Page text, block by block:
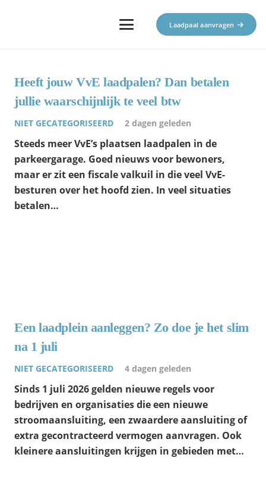
Laadpaal aanvragen
Heeft jouw VvE laadpalen? Dan betalen
jullie waarschijnlijk te veel btw
NIET GECATEGORISEERD 2 dagen geleden
Steeds meer VvE’s plaatsen laadpalen in de
parkeergarage. Goed nieuws voor bewoners,
maar er zit een fiscale valkuil in die veel VvE-
besturen over het hoofd zien. In veel situaties
betalen…
Een laadplein aanleggen? Zo doe je het slim
na 1 juli
NIET GECATEGORISEERD 4 dagen geleden
Sinds 1 juli 2026 gelden nieuwe regels voor
bedrijven en organisaties die een nieuwe
stroomaansluiting, een zwaardere aansluiting of
extra gecontracteerd vermogen aanvragen. Ook
kleinere aansluitingen krijgen in gebieden met…